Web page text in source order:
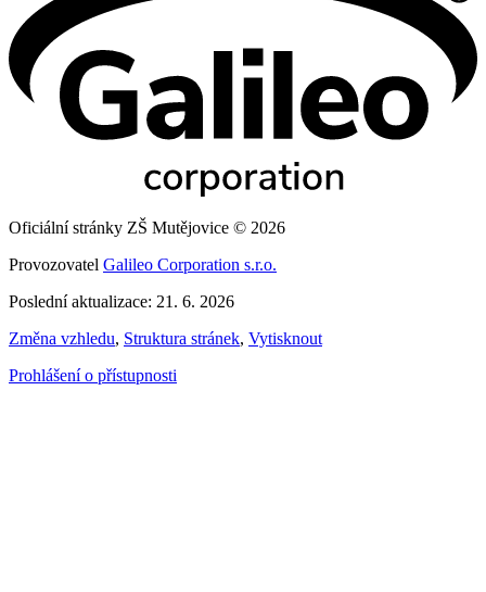
Oficiální stránky ZŠ Mutějovice © 2026
Provozovatel Galileo Corporation s.r.o.
Poslední aktualizace: 21. 6. 2026
Změna vzhledu, Struktura stránek, Vytisknout
Prohlášení o přístupnosti